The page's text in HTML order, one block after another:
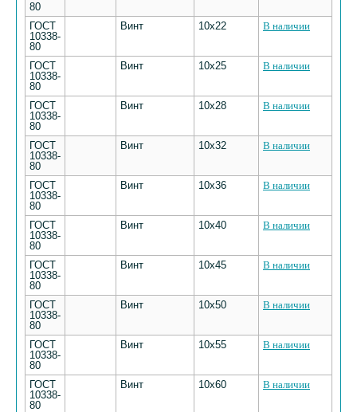
80
ГОСТ
10338-
80
Винт 10х22 В наличии
ГОСТ
10338-
80
Винт 10х25 В наличии
ГОСТ
10338-
80
Винт 10х28 В наличии
ГОСТ
10338-
80
Винт 10х32 В наличии
ГОСТ
10338-
80
Винт 10х36 В наличии
ГОСТ
10338-
80
Винт 10х40 В наличии
ГОСТ
10338-
80
Винт 10х45 В наличии
ГОСТ
10338-
80
Винт 10х50 В наличии
ГОСТ
10338-
80
Винт 10х55 В наличии
ГОСТ
10338-
80
Винт 10х60 В наличии